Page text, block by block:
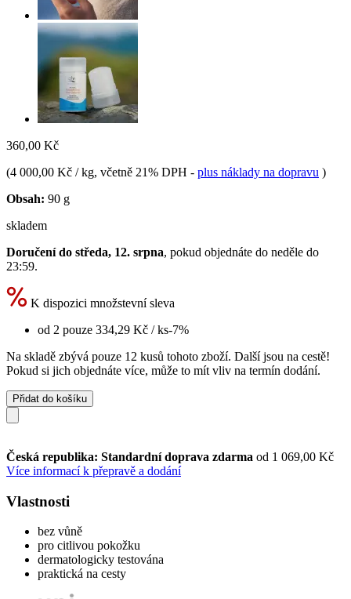
360,00 Kč
(4 000,00 Kč / kg, včetně 21% DPH - plus náklady na dopravu )
Obsah: 90 g
skladem
Doručení do středa, 12. srpna, pokud objednáte do neděle do
23:59.
K dispozici množstevní sleva
od 2 pouze 334,29 Kč / ks-7%
Na skladě zbývá pouze 12 kusů tohoto zboží. Další jsou na cestě!
Pokud si jich objednáte více, může to mít vliv na termín dodání.
Přidat do košíku
Česká republika: Standardní doprava zdarma od 1 069,00 Kč
Více informací k přepravě a dodání
Vlastnosti
bez vůně
pro citlivou pokožku
dermatologicky testována
praktická na cesty